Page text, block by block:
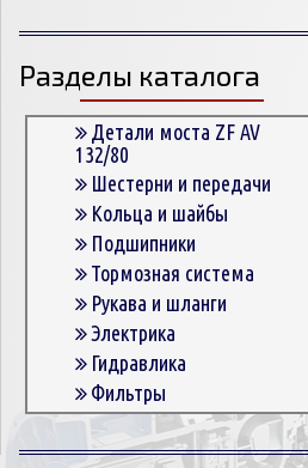
854.3
854.3E
854.5
863
863.3
863.3E
864.5
Разделы каталога
Детали моста ZF AV
132/80
Шестерни и передачи
Кольца и шайбы
Подшипники
Тормозная система
Рукава и шланги
Электрика
Гидравлика
Фильтры
Корпусные детали
Пружины и болты